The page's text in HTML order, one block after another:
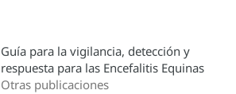
Guía para la vigilancia, detección y
respuesta para las Encefalitis Equinas
Otras publicaciones